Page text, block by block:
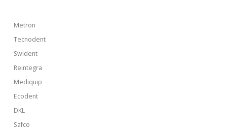
Metron
Tecnodent
Swident
Reintegra
Mediquip
Ecodent
DKL
Safco